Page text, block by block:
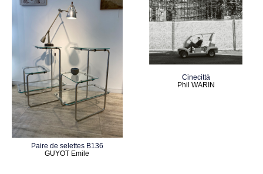
Paire de selettes B136
GUYOT Emile
Cinecittà
Phil WARIN